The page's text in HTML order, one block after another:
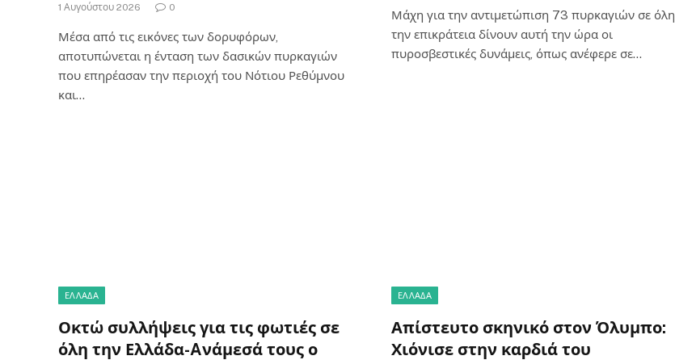
1 Αυγούστου 2026 0
Μέσα από τις εικόνες των δορυφόρων,
αποτυπώνεται η ένταση των δασικών πυρκαγιών
που επηρέασαν την περιοχή του Νότιου Ρεθύμνου
και…
Μάχη για την αντιμετώπιση 73 πυρκαγιών σε όλη
την επικράτεια δίνουν αυτή την ώρα οι
πυροσβεστικές δυνάμεις, όπως ανέφερε σε…
ΕΛΛΑΔΑ
Οκτώ συλλήψεις για τις φωτιές σε
όλη την Ελλάδα-Aνάμεσά τους ο
ΕΛΛΑΔΑ
Απίστευτο σκηνικό στον Όλυμπο:
Χιόνισε στην καρδιά του